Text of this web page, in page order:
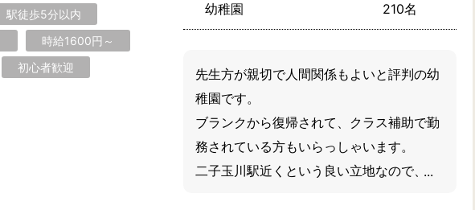
駅徒歩5分以内
時給1600円～
初心者歓迎
幼稚園
210名
先生方が親切で人間関係もよいと評判の幼
稚園です。
ブランクから復帰されて、クラス補助で勤
務されている方もいらっしゃいます。
二子玉川駅近くという良い立地なので、帰
品川区
練馬区
清瀬市
国立市
立川市